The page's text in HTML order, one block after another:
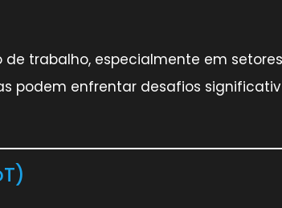
trabalho, especialmente em setores
podem enfrentar desafios